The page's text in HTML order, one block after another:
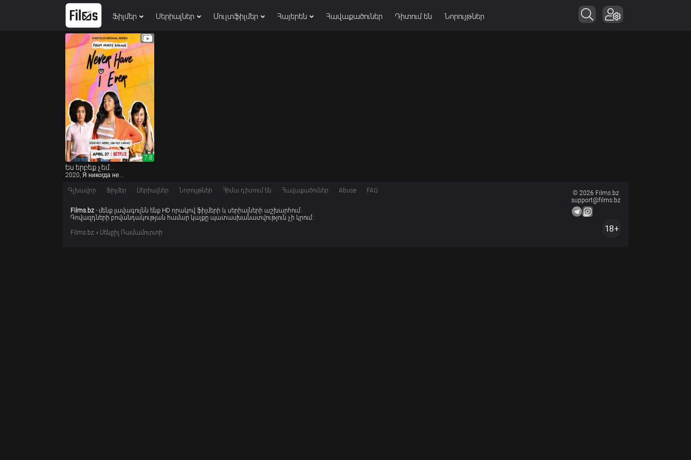
Ֆիլմեր Սերիալներ Մուլտֆիլմեր Հայերեն Հավաքածուներ Դիտում են Նորույթներ
7.8
7.8
Ես երբեք չեմ...
2020, Я никогда не...
Գլխավոր Ֆիլմեր Սերիալներ Նորույթներ Հիմա դիտում են Հավաքածուներ Abuse FAQ
© 2026 Films.bz
support@films.bz
18+
Films.bz - մենք լավագույնն ենք HD որակով ֆիլմերի և սերիալների աշխարհում:
Գովազդների բովանդակության համար կայքը պատասխանատվություն չի կրում:
Films.bz » Սենջիլ Ռամամուրտի